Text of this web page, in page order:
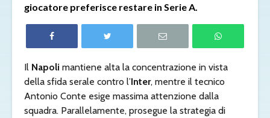
giocatore preferisce restare in Serie A.
Il Napoli mantiene alta la concentrazione in vista
della sfida serale contro l’Inter, mentre il tecnico
Antonio Conte esige massima attenzione dalla
squadra. Parallelamente, prosegue la strategia di